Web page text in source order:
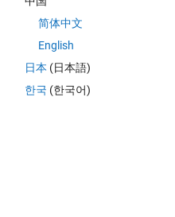
to
le 8 Mar 2020
Acceptée :
简体中文
English
日本 (日本語)
한국 (한국어)